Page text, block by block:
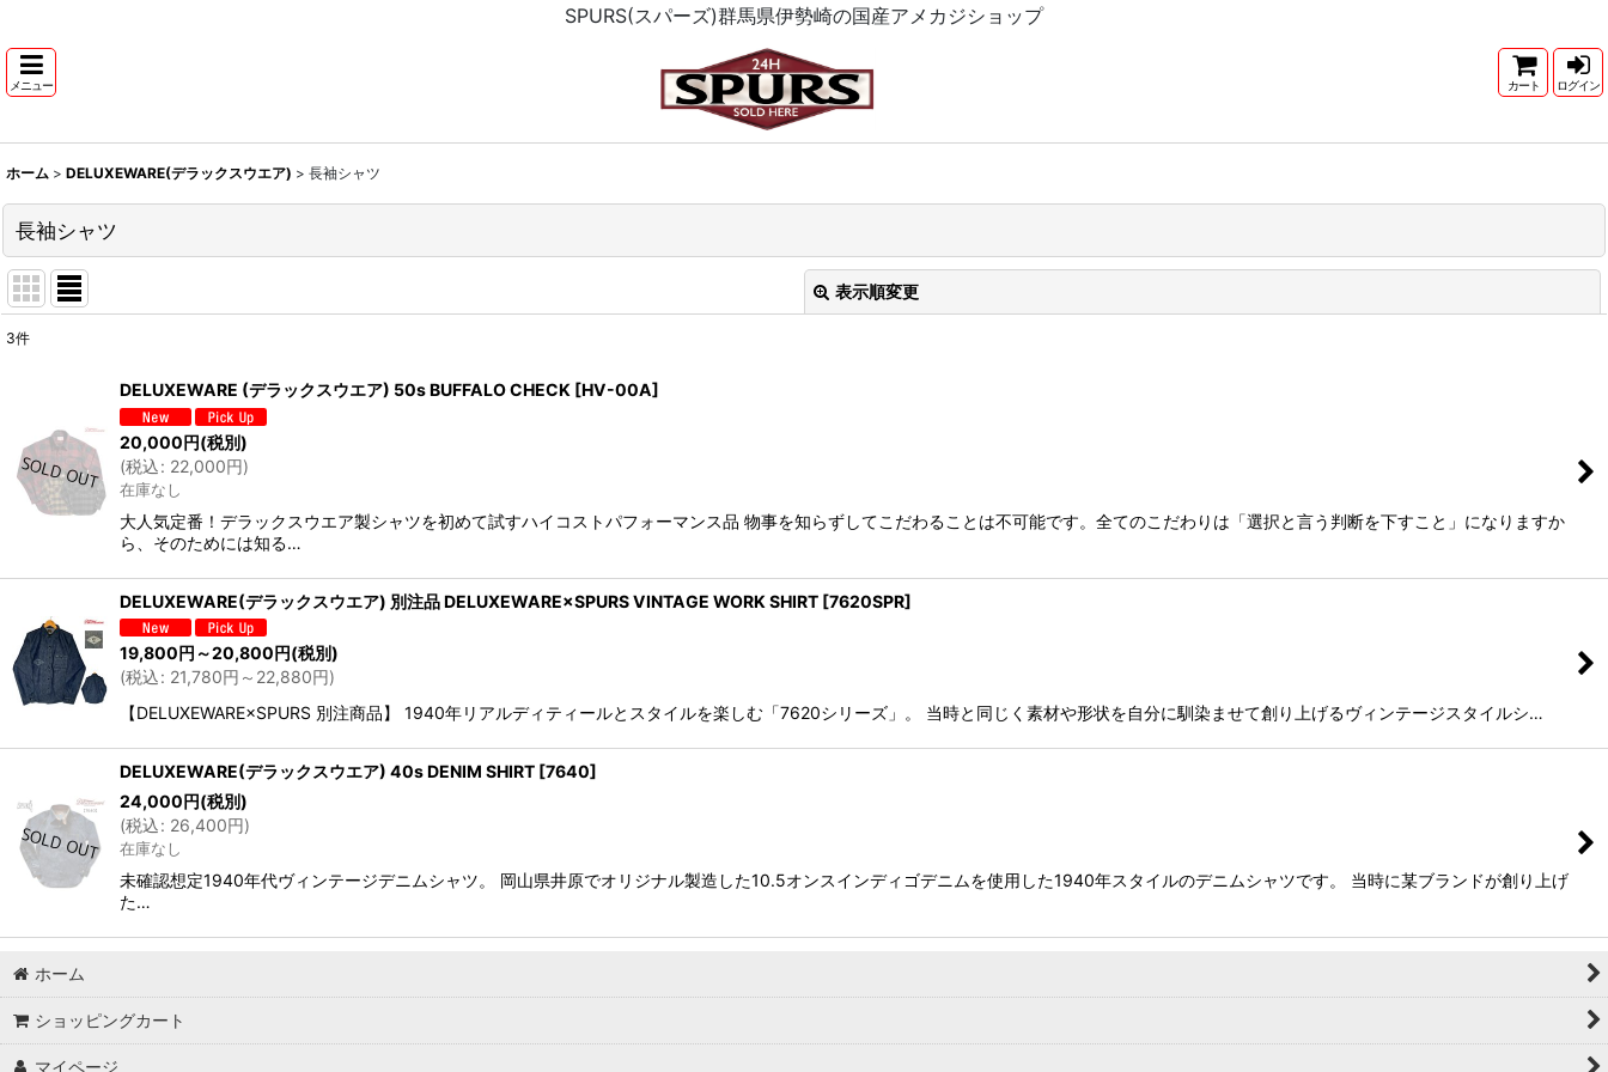
SPURS(スパーズ)群馬県伊勢崎の国産アメカジショップ
メニュー カート ログイン
ホーム > DELUXEWARE(デラックスウエア) > 長袖シャツ
長袖シャツ
表示順変更
並び順
3件
DELUXEWARE (デラックスウエア) 50s BUFFALO CHECK [HV-00A]
20,000円(税別)
(税込: 22,000円)
在庫なし
大人気定番！デラックスウエア製シャツを初めて試すハイコストパフォーマンス品 物事を知らずしてこだわることは不可能です。全てのこだわりは「選択と言う判断を下すこと」になりますか
ら、そのためには知る…
DELUXEWARE(デラックスウエア) 別注品 DELUXEWARE×SPURS VINTAGE WORK SHIRT [7620SPR]
19,800円 ～20,800円(税別)
(税込: 21,780円 ～22,880円)
【DELUXEWARE×SPURS 別注商品】 1940年リアルディティールとスタイルを楽しむ「7620シリーズ」。 当時と同じく素材や形状を自分に馴染ませて創り上げるヴィンテージスタイルシ…
DELUXEWARE(デラックスウエア) 40s DENIM SHIRT [7640]
24,000円(税別)
(税込: 26,400円)
在庫なし
未確認想定1940年代ヴィンテージデニムシャツ。 岡山県井原でオリジナル製造した10.5オンスインディゴデニムを使用した1940年スタイルのデニムシャツです。 当時に某ブランドが創り上げ
た…
ホーム
ショッピングカート
マイページ